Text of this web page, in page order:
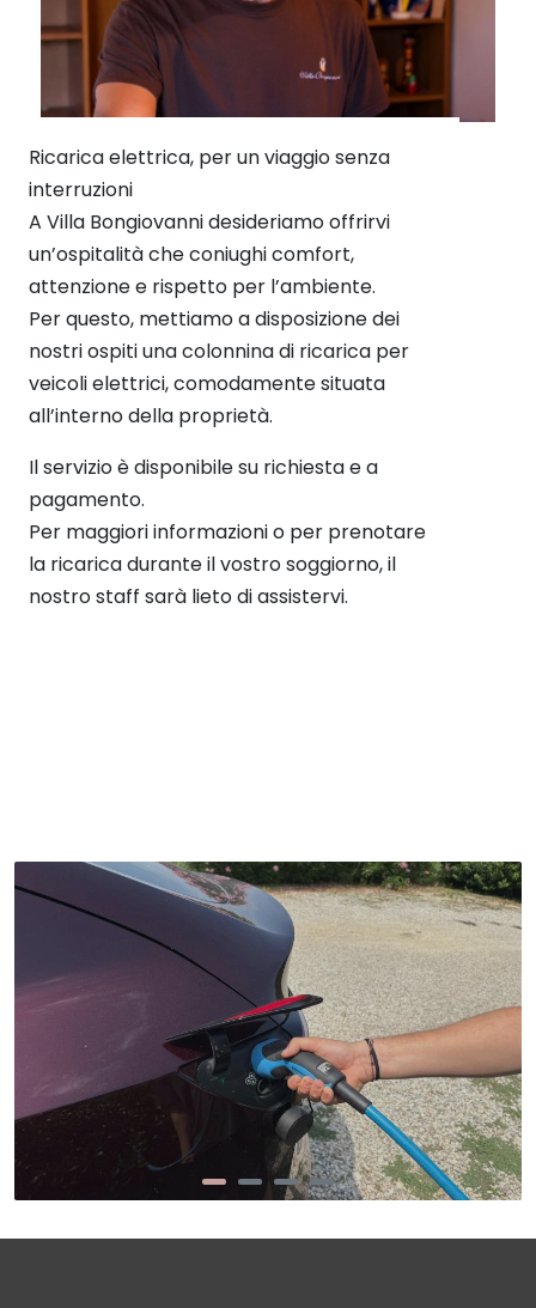
Ricarica elettrica, per un viaggio senza
interruzioni
A Villa Bongiovanni desideriamo offrirvi
un’ospitalità che coniughi comfort,
attenzione e rispetto per l’ambiente.
Per questo, mettiamo a disposizione dei
nostri ospiti una colonnina di ricarica per
veicoli elettrici, comodamente situata
all’interno della proprietà.
Il servizio è disponibile su richiesta e a
pagamento.
Per maggiori informazioni o per prenotare
la ricarica durante il vostro soggiorno, il
nostro staff sarà lieto di assistervi.